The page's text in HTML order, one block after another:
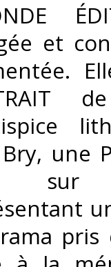
et
une
sur